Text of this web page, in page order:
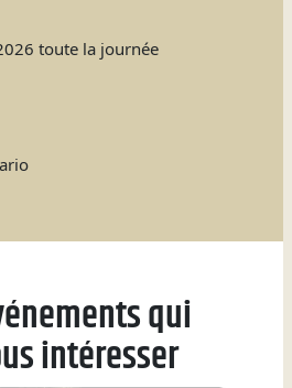
toute la journée
qui
intéresser